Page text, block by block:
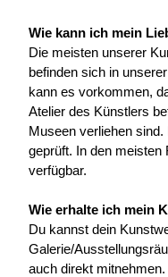
Wie kann ich mein
Die meisten unserer
befinden sich in
kann es vorkommen,
Atelier des Künstlers
Museen verliehen
geprüft. In den meisten
verfügbar.
Wie erhalte ich mein
Du kannst dein
Galerie/
auch direkt mitnehmen.